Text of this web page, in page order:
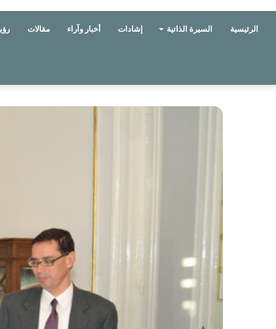
الرئيسية السيرة الذاتية إشادات أخبار وآراء مقالات